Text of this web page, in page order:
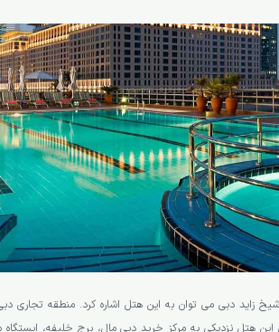
زاید دبی می توان به این هتل اشاره کرد. منطقه تجاری